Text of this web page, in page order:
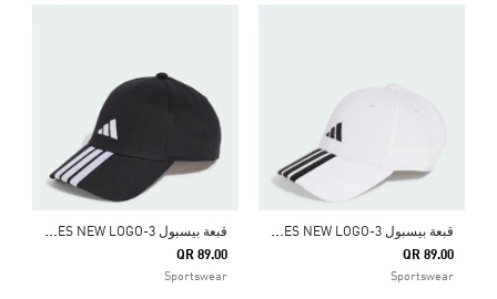
ق
بعة بيسبول 3-STRIPES NEW LOGO
QR 89.00
Sportswear
ق
بعة بيسبول 3-STRIPES NEW LOGO
QR 89.00
Sportswear